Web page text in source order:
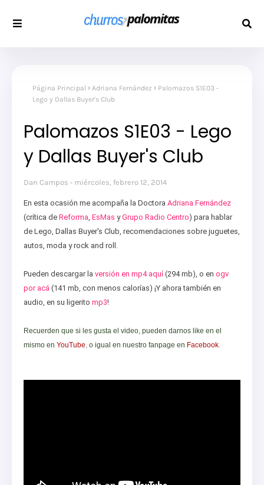
Página Principal Adriana Fernández
Palomazos S1E03 -
Lego y Dallas Buyer's Club
Palomazos S1E03 - Lego
y Dallas Buyer's Club
Dan Campos miércoles, febrero 12, 2014
En esta ocasión me acompaña la Doctora Adriana Fernández
(crítica de Reforma, EsMas yGrupo Radio Centro) para hablar
de Lego, Dallas Buyer's Club, recomendaciones sobre juguetes,
autos, moda y rock and roll .
Pueden descargar la versión en mp4 aquí (294 mb), o en ogv
por acá (141 mb, con menos calorías) ¡Y ahora también en
audio, en su ligerito mp3!
Recuerden que si les gusta el video, pueden darnos like en el
mismo en YouTube, o igual en nuestro fanpage en Facebook.